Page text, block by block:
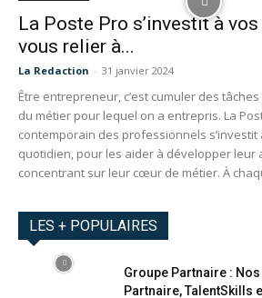
La Poste Pro s’investit à
vous relier à...
La Redaction - 31 janvier 2024
Être entrepreneur, c’est cumuler des
du métier pour lequel on a entrepris. La
contemporain des professionnels s’investit
quotidien, pour les aider à développer leur
concentrant sur leur cœur de métier. À
LES + POPULAIRES
Groupe Partnaire :
Partnaire, TalentSkills